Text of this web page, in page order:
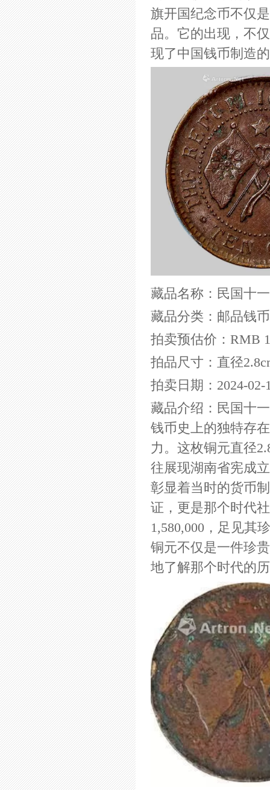
旗开国纪念币不仅
品。它的出现，不
现了中国钱币制造
藏品名称：民国十
藏品分类：邮品钱
拍卖预估价：RMB
拍品尺寸：直径
拍卖日期：2024-02-
藏品介绍：民国十
钱币史上的独特存
力。这枚铜元直径
往展现湖南省宪成
彰显着当时的货币
证，更是那个时代
1,580,000，足见其
铜元不仅是一件珍
地了解那个时代的